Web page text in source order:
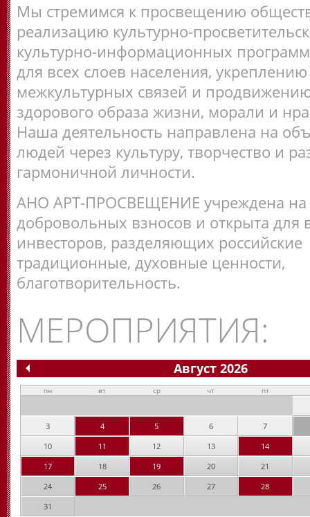
Мы стремимся к просвещению
реализацию культурно-
культурно-информационных
для всех слоев населения, укреплению
межкультурных связей и
здорового образа жизни, морали и
Наша деятельность направлена на
людей через культуру, творчество и
гармоничной личности.
АНО АРТ-ПРОСВЕЩЕНИЕ учреждена на
добровольных взносов и открыта для
инвесторов, разделяющих российские
традиционные, духовные ценности,
благотворительность.
МЕРОПРИЯТИЯ:
Август 2026
пн вт ср чт пт
3 4 5 6
7
10
11 12 13
14
17
18 19 20
21
24
25 26 27
28
31